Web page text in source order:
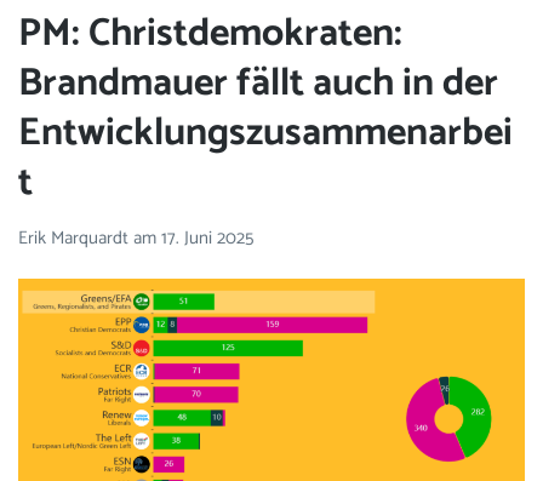
PM: Christdemokraten:
Brandmauer fällt auch in der
Entwicklungszusammenarbei
t
Erik Marquardtam17. Juni 2025